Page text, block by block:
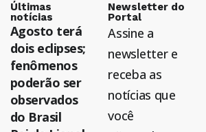
Últimas
notícias
Agosto terá
dois eclipses;
fenômenos
poderão ser
observados
do Brasil
Newsletter do
Portal
Assine a
newsletter e
receba as
notícias que
você